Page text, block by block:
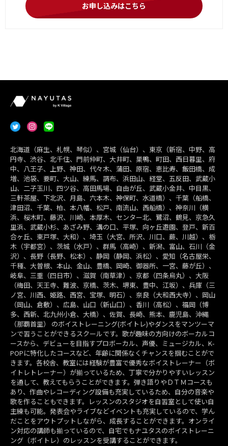
お申し込みはこちら
北海道（麻生、札幌、琴似）、宮城（仙台）、東京（新宿、中野、高
円寺、渋谷、北千住、門前仲町、大井町、巣鴨、町田、西日暮里、府
中、八王子、上野、神田、代々木、蒲田、原宿、恵比寿、飯田橋、成
増、池袋、要町、大山、練馬、調布、浜田山、経堂、五反田、武蔵小
山、二子玉川、四ツ谷、高田馬場、自由が丘、武蔵小金井、中目黒、
三軒茶屋、下北沢、月島、六本木、神保町、水道橋）、千葉（船橋、
津田沼、千葉、柏、本八幡、松戸、南流山、西船橋）、神奈川（横
浜、桜木町、藤沢、川崎、本厚木、センター北、鷺沼、鶴見、京急久
里浜、武蔵小杉、あざみ野、溝の口、平塚、向ヶ丘遊園、登戸、新百
合ヶ丘、東戸塚、大和）、埼玉（大宮、所沢、川口、蕨、川越）、栃
木（宇都宮）、茨城（水戸）、群馬（高崎）、新潟、富山、石川（金
沢）、長野（長野、松本）、静岡（静岡、浜松）、愛知（名古屋栄、
千種、大曽根、本山、金山、豊橋、岡崎、御器所、一宮、藤が丘）、
岐阜、三重（四日市）、滋賀（南草津）、京都（四条烏丸）、大阪
（梅田、天王寺、難波、京橋、茨木、堺東、豊中、江坂）、兵庫（三
ノ宮、川西、姫路、西宮、宝塚、明石）、奈良（大和西大寺）、岡山
（岡山、倉敷）、広島、山口（新山口）、香川（高松）、福岡（博
多、西新、北九州小倉、大橋）、佐賀、長崎、熊本、鹿児島、沖縄
（那覇首里） のボイストレーニング(ボイトレ)やダンスをマンツーマ
ンで習うことができるスクールです。歌が趣味の方向けのボーカルコ
ースから、デビューを目指すプロボーカル、声優、ミュージカル、K-
POPに特化したコースなど、年齢に関係なくチャンスを掴むことがで
きます。各校舎、教室には経験が豊富で優秀なボイストレーナー（ボ
イトレトレーナー）が揃っているため、丁寧で分かりやすいレッスン
を通して、教えてもらうことができます。弾き語りやＤＴＭコースも
あり、作曲やレコーディング設備も充実しているため、自分の音楽や
歌を作ることもできます。レッスンのスタジオを自習室として使い自
主練も可能。発表会やライブなどイベントも充実しているので、学ん
だことをアウトプットしながら、成長することができます。オンライ
ン対応の講師も揃っているので、自宅でもナユタスのボイストレーニ
ング（ボイトレ）のレッスンを受講することができます。